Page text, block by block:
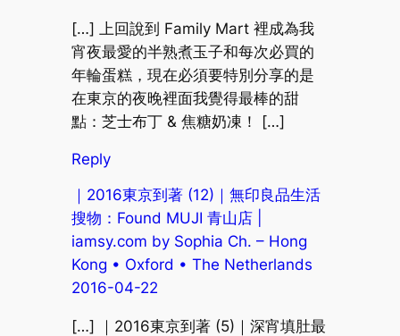
[…] 上回說到 Family Mart 裡成為我
宵夜最愛的半熟煮玉子和每次必買的
年輪蛋糕，現在必須要特別分享的是
在東京的夜晚裡面我覺得最棒的甜
點：芝士布丁 & 焦糖奶凍！ […]
Reply
｜2016東京到著 (12)｜無印良品生活
搜物：Found MUJI 青山店 |
iamsy.com by Sophia Ch. – Hong
Kong • Oxford • The Netherlands
2016-04-22
[…] ｜2016東京到著 (5)｜深宵填肚最